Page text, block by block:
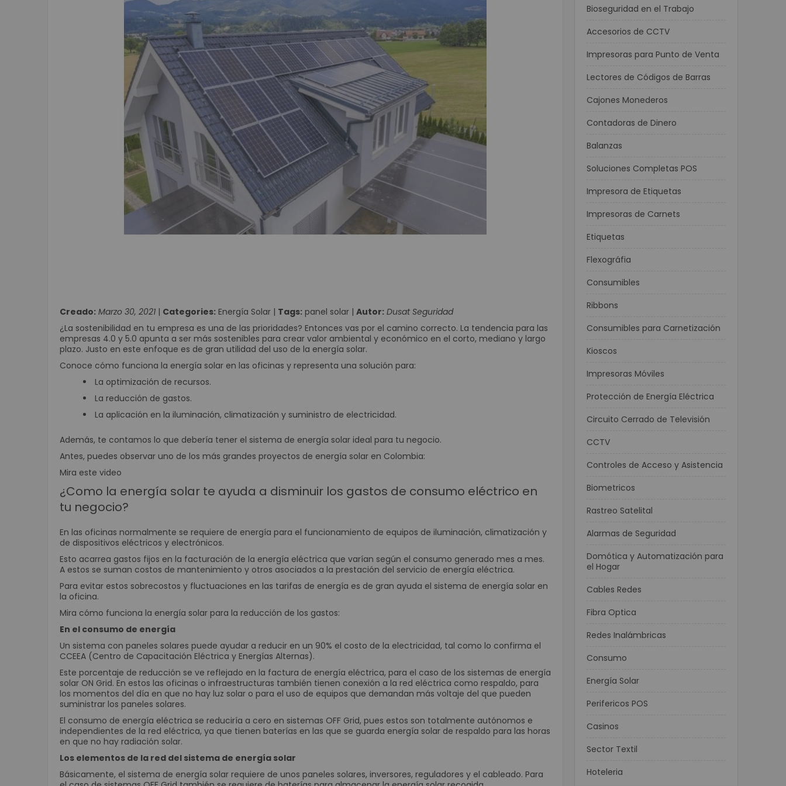
Grabadores Análogo - Penta hibrido HD
Grabadores IP - NVR
Grabadores Móviles
Circuito cerrado de televisión - Cámaras (CCTV)
Cámaras Análogas 4 en 1 HD
Cámaras IP
Cámaras Móviles
Cámaras PTZ
Cámaras Wifi
Accesorios para CCTV
WIFI
Paneles
Domótica y Automatización
Protección de Energía
Inversores
Tarjetas PVC para Carnetización
Etiquetas Adhesivas
Etiquetas Textiles
Rollos de papel
Soluciones Móviles
Terminales Móviles
Impresoras Portátiles
Cajones Monederos
Periféricos POS
Cajas Registradoras
Llamadores
Lectores de Banda Magnética
Impresoras Matriz de Punto
Impresoras para Kioscos y Mecanismos
Impresoras Térmicas
Contadoras y Detectoras de Dinero
Contadora De Monedas
Detectores de Billetes
Equipos para punto de venta (POS)
Monitores Touch
Creado: Marzo 30, 2021 | Categories: Energía Solar | Tags: panel solar | Autor: Dusat Seguridad
¿La sostenibilidad en tu empresa es una de las prioridades? Entonces vas por el camino correcto. La tendencia para las
empresas 4.0 y 5.0 apunta a ser más sostenibles para crear valor ambiental y económico en el corto, mediano y largo
plazo. Justo en este enfoque es de gran utilidad del uso de la energía solar.
Conoce cómo funciona la energía solar en las oficinas y representa una solución para:
La optimización de recursos.
La reducción de gastos.
La aplicación en la iluminación, climatización y suministro de electricidad.
Además, te contamos lo que debería tener el sistema de energía solar ideal para tu negocio.
Antes, puedes observar uno de los más grandes proyectos de energía solar en Colombia:
Mira este video
¿Como la energía solar te ayuda a disminuir los gastos de consumo eléctrico en
tu negocio?
En las oficinas normalmente se requiere de energía para el funcionamiento de equipos de iluminación, climatización y
de dispositivos eléctricos y electrónicos.
Esto acarrea gastos fijos en la facturación de la energía eléctrica que varían según el consumo generado mes a mes.
A estos se suman costos de mantenimiento y otros asociados a la prestación del servicio de energía eléctrica.
Para evitar estos sobrecostos y fluctuaciones en las tarifas de energía es de gran ayuda el sistema de energía solar en
la oficina.
Mira cómo funciona la energía solar para la reducción de los gastos:
En el consumo de energía
Un sistema con paneles solares puede ayudar a reducir en un 90% el costo de la electricidad, tal como lo confirma el
CCEEA (Centro de Capacitación Eléctrica y Energías Alternas).
Este porcentaje de reducción se ve reflejado en la factura de energía eléctrica, para el caso de los sistemas de energía
solar ON Grid. En estos las oficinas o infraestructuras también tienen conexión a la red eléctrica como respaldo, para
los momentos del día en que no hay luz solar o para el uso de equipos que demandan más voltaje del que pueden
suministrar los paneles solares.
El consumo de energía eléctrica se reduciría a cero en sistemas OFF Grid, pues estos son totalmente autónomos e
independientes de la red eléctrica, ya que tienen baterías en las que se guarda energía solar de respaldo para las horas
en que no hay radiación solar.
Los elementos de la red del sistema de energía solar
Básicamente, el sistema de energía solar requiere de unos paneles solares, inversores, reguladores y el cableado. Para
Bioseguridad en el Trabajo
Accesorios de CCTV
Impresoras para Punto de Venta
Lectores de Códigos de Barras
Cajones Monederos
Contadoras de Dinero
Balanzas
Soluciones Completas POS
Impresora de Etiquetas
Impresoras de Carnets
Etiquetas
Flexográfia
Consumibles
Ribbons
Consumibles para Carnetización
Kioscos
Impresoras Móviles
Protección de Energía Eléctrica
Circuito Cerrado de Televisión
CCTV
Controles de Acceso y Asistencia
Biometricos
Rastreo Satelital
Alarmas de Seguridad
Domótica y Automatización para
el Hogar
Cables Redes
Fibra Optica
Redes Inalámbricas
Consumo
Energía Solar
Perifericos POS
Casinos
Sector Textil
Hoteleria